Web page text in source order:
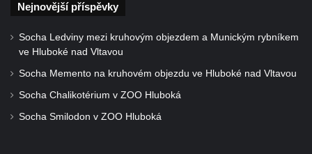
zámku v Teplicích nad Metují
nad Metují
Nejnovější příspěvky
Socha Ledviny mezi kruhovým objezdem a Munickým rybníkem
ve Hluboké nad Vltavou
Socha Memento na kruhovém objezdu ve Hluboké nad Vltavou
Socha Chalikotérium v ZOO Hluboká
Socha Smilodon v ZOO Hluboká